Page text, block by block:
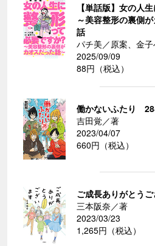
【単話版】女の人
～美容整形の裏側
話
パチ美／原案、金
2025/09/09
88円（税込）
働かないふたり
吉田覚／著
2023/04/07
660円（税込）
ご成長ありがとう
三本阪奈／著
2023/03/23
1,265円（税込）